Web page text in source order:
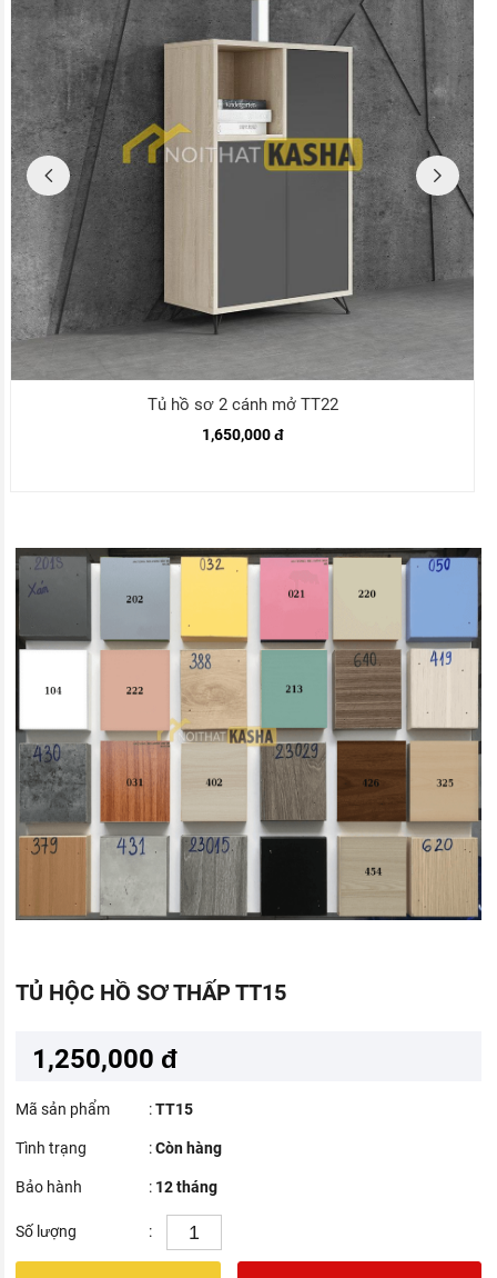
Tủ hồ sơ 2 cánh mở TT22
1,650,000 đ
TỦ HỘC HỒ SƠ THẤP TT15
1,250,000 đ
Mã sản phẩm :TT15
Tình trạng :Còn hàng
Bảo hành : 12 tháng
Số lượng :